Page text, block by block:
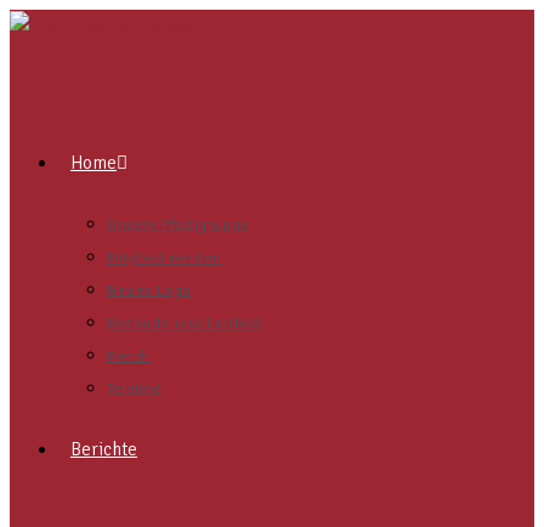
Home
Unsere Pfadigruppe
Mitglied werden
Neues Logo
Methode und Leitbild
Merch
Termine
Berichte